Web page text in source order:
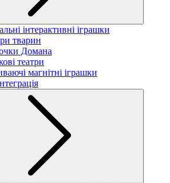
інтерактивні іграшки
тварин
Домана
театри
магнітні іграшки